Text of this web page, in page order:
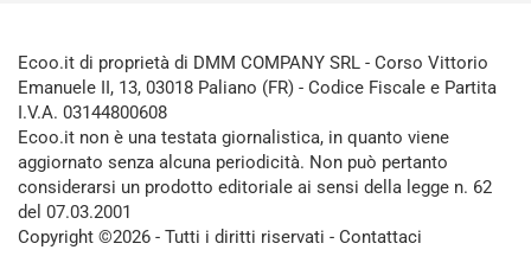
Ecoo.it di proprietà di DMM COMPANY SRL - Corso Vittorio
Emanuele II, 13, 03018 Paliano (FR) - Codice Fiscale e Partita
I.V.A. 03144800608
Ecoo.it non è una testata giornalistica, in quanto viene
aggiornato senza alcuna periodicità. Non può pertanto
considerarsi un prodotto editoriale ai sensi della legge n. 62
del 07.03.2001
Copyright ©2026 - Tutti i diritti riservati - Contattaci